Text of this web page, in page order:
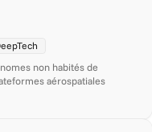
non habités de
aérospatiales